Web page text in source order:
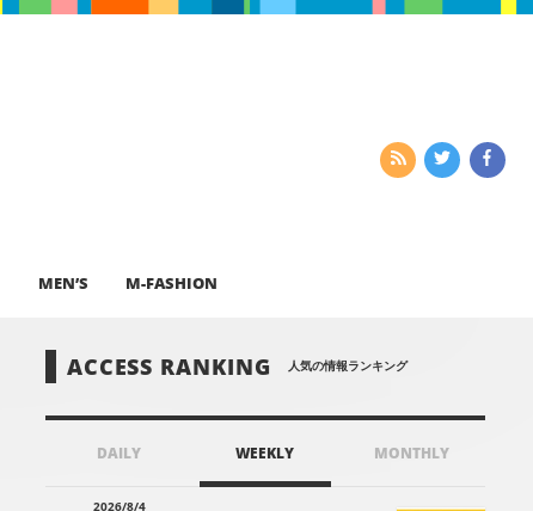
MEN’S M-FASHION
ACCESS RANKING 人気の情報ランキング
DAILY WEEKLY MONTHLY
2026/8/4